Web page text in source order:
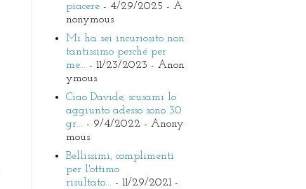
piacere - 4/29/2025 - A
nonymous
Mi ha sei incuriosito non
tantissimo perché per
me... - 11/23/2023 - Anon
ymous
Ciao Davide, scusami lo
aggiunto adesso sono 30
gr... - 9/4/2022 - Anony
mous
Bellissimi, complimenti
per l'ottimo
risultato... - 11/29/2021-